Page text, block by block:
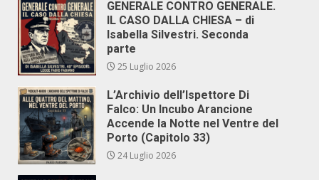
GENERALE CONTRO GENERALE.
IL CASO DALLA CHIESA – di
Isabella Silvestri. Seconda
parte
25 Luglio 2026
L’Archivio dell’Ispettore Di
Falco: Un Incubo Arancione
Accende la Notte nel Ventre del
Porto (Capitolo 33)
24 Luglio 2026